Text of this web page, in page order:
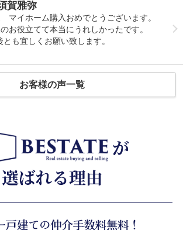
賀雅弥
マイホーム購入おめでとうございます。
お役立てて本当にうれしかったです。
とも宜しくお願い致します。
お客様の声一覧